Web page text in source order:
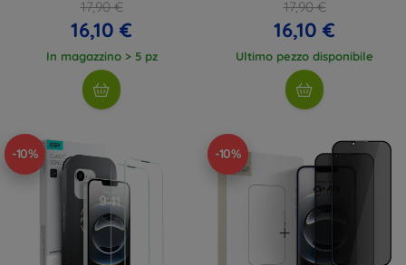
(5906302318759)
17,90 €
16,10 €
In magazzino > 5 pz
17,90 €
16,10 €
Ultimo pezzo disponibile
-10% -10%